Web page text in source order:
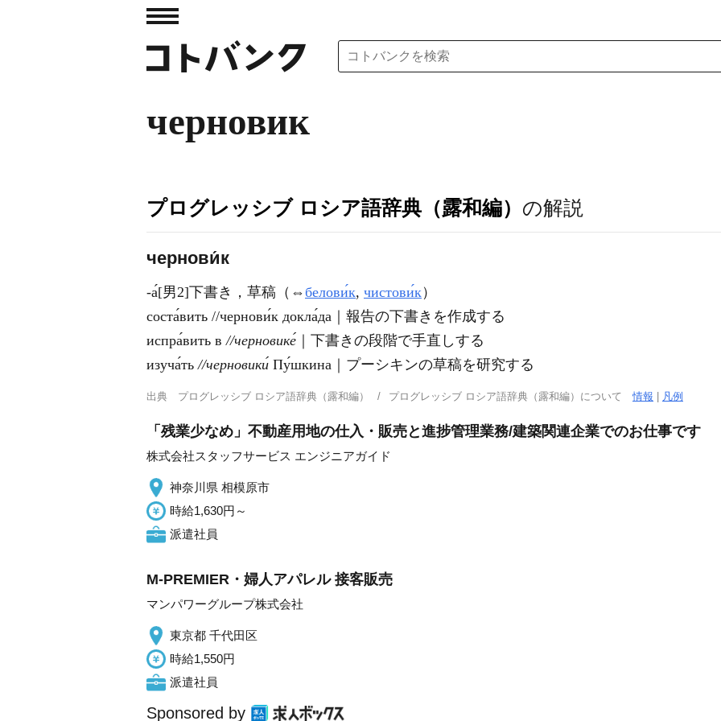
черновик
プログレッシブ ロシア語辞典（露和編） の解説
чернови́к
-а́[男2]下書き，草稿（⇔белови́к, чистови́к）
соста́вить //чернови́к докла́да｜報告の下書きを作成する
испра́вить в//черновике́ ｜下書きの段階で手直しする
изуча́ть//черновики́ Пу́шкина｜プーシキンの草稿を研究する
出典 プログレッシブ ロシア語辞典（露和編） プログレッシブ ロシア語辞典（露和編）について情報 凡例
「残業少なめ」不動産用地の仕入・販売と進捗管理業務/建築関連企業でのお仕事です
株式会社スタッフサービス エンジニアガイド
神奈川県 相模原市
時給1,630円～
派遣社員
M-PREMIER・婦人アパレル 接客販売
マンパワーグループ株式会社
東京都 千代田区
時給1,550円
派遣社員
Sponsored by